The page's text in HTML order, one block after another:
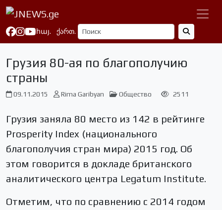
հայ. ქართ.
Грузия 80-ая по благополучию
страны
09.11.2015 Rima Garibyan Общество 2511
Грузия заняла 80 место из 142 в рейтинге
Prosperity Index (национального
благополучия стран мира) 2015 год. Об
этом говорится в докладе британского
аналитического центра Legatum Institute.
Отметим, что по сравнению с 2014 годом